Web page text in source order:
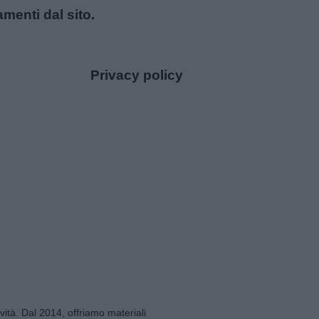
dal sito.
Privacy policy
Dal 2014, offriamo materiali